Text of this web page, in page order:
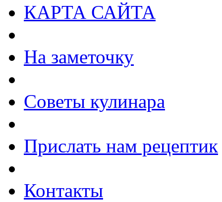
КАРТА САЙТА
На заметочку
Советы кулинара
Прислать нам рецептик
Контакты